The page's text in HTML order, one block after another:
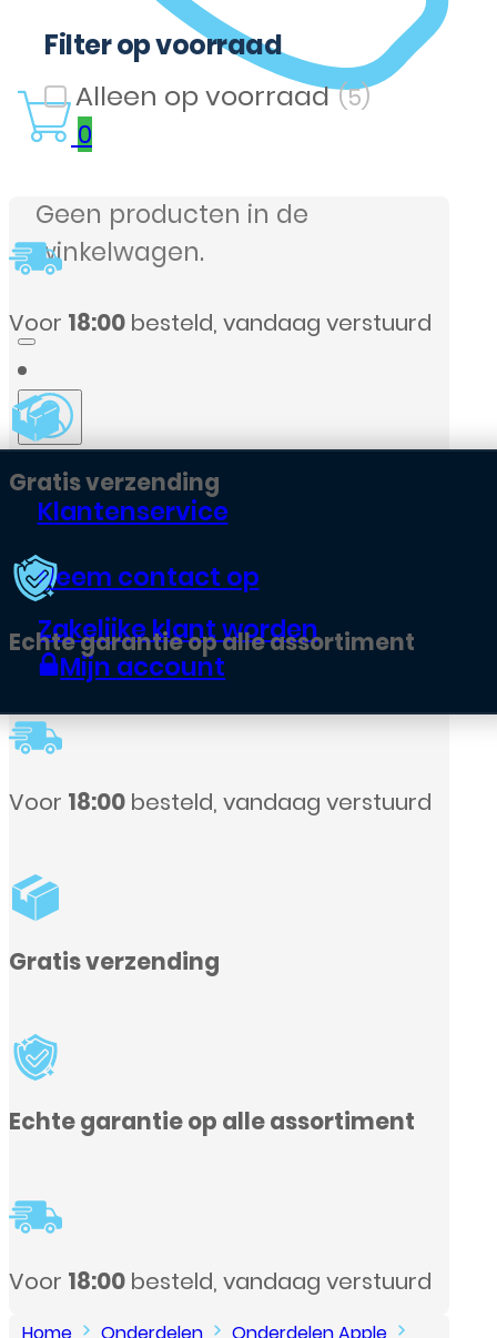
0
Geen producten in de
winkelwagen.
Klantenservice
Neem contact op
Zakelijke klant worden
Mijn account
Filter op voorraad
Filter op voorraad (5)